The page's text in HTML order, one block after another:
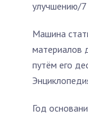
улучшению/7
Машина
материалов
путём его
Год